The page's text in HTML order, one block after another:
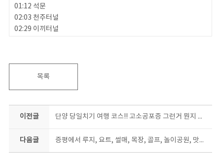
01:12 석문
02:03 천주터널
02:29 이끼터널
[현욱쌤의 #Mukbang 시리즈]
04:27 아이스크림
07:49 스태미나 충전시작
여기서 잠 깐! 현욱쌤의 깜~! 짝! 이벤트!
Q. 충북콘랩의 세번째 랜선여행지는 어느 지역이 될까요?
목록
이전글 단양 당일치기 여행 코스!! 고소공포증 그런거 뭔지 모르는 현욱쌤의 단양 여행 1편!! (패러글라이딩,알파인코스터,스카이워크)
다음글 증평에서 루지, 요트, 썰매, 목장, 골프, 놀이공원, 맛집까지 한번에 즐기는 방법